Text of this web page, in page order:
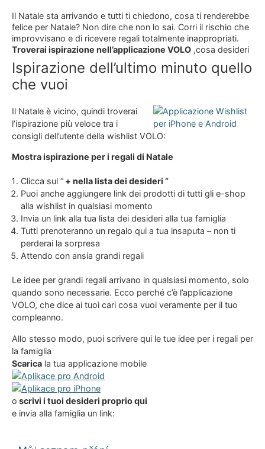
Il Natale sta arrivando e tutti ti chiedono, cosa ti renderebbe
felice per Natale? Non dire che non lo sai. Corri il rischio che
improvvisano e di ricevere regali totalmente inappropriati.
Troverai ispirazione nell’applicazione VOLO ,cosa desideri
Ispirazione dell’ultimo minuto quello
che vuoi
Il Natale è vicino, quindi troverai
l’ispirazione più veloce tra i
consigli dell’utente della wishlist VOLO:
Mostra ispirazione per i regali di Natale
Clicca sul “ + nella lista dei desideri ”
Puoi anche aggiungere link dei prodotti di tutti gli e-shop
alla wishlist in qualsiasi momento
Invia un link alla tua lista dei desideri alla tua famiglia
Tutti prenoteranno un regalo qui a tua insaputa – non ti
perderai la sorpresa
Attendo con ansia grandi regali
Le idee per grandi regali arrivano in qualsiasi momento, solo
quando sono necessarie. Ecco perché c’è l’applicazione
VOLO, che dice ai tuoi cari cosa vuoi veramente per il tuo
compleanno.
Allo stesso modo, puoi scrivere qui le tue idee per i regali per
la famiglia
Scarica la tua applicazione mobile
o scrivi i tuoi desideri proprio qui
e invia alla famiglia un link: